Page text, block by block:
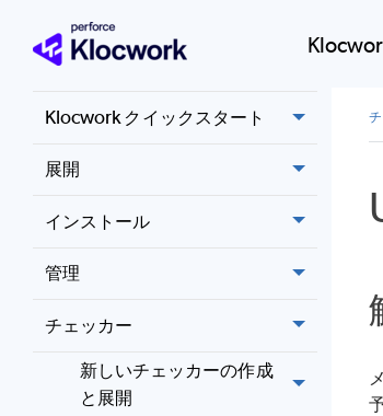
システム要件
Klocwork クイックスタート
展開
インストール
管理
チェッカー
新しいチェッカーの作成
と展開